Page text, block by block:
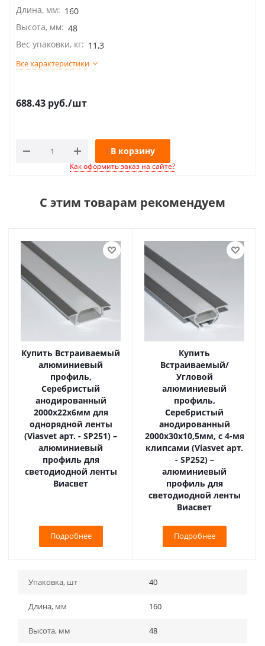
Длина, мм: 160
Высота, мм: 48
Вес упаковки, кг: 11,3
Все характеристики
688.43 руб./шт
В корзину
Как оформить заказ на сайте?
С этим товарам рекомендуем
Купить Встраиваемый
алюминиевый
профиль,
Серебристый
анодированный
2000х22х6мм для
однорядной ленты
(Viasvet арт. - SP251) –
алюминиевый
профиль для
светодиодной ленты
Виасвет
Подробнее
Купить
Встраиваемый/
Угловой
алюминиевый
профиль,
Серебристый
анодированный
2000х30х10,5мм, с 4-мя
клипсами (Viasvet арт.
- SP252) –
алюминиевый
профиль для
светодиодной ленты
Виасвет
Подробнее
Упаковка, шт 40
Длина, мм 160
Высота, мм 48